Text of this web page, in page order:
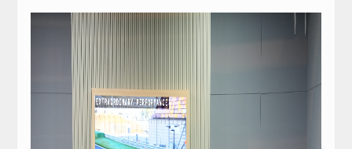
Subwoofer
Awali 2026 dengan Tren Positif Pasar
JAECOO J5 EV Jadi “Kanvas”
JAECOO Kenalkan Program Co-Creation
Satu Tahun di Indonesia, JAECOO
Bebas Range Anxiety, JAECOO J5 EV